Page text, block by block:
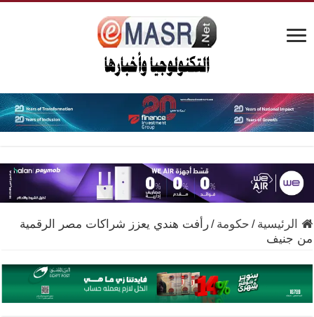
الرئيسية / حكومة / رأفت هندي يعزز شراكات مصر الرقمية
من جنيف